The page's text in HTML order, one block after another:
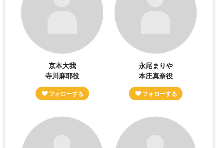
京本大我
寺川麻耶役
永尾まりや
本庄真奈役